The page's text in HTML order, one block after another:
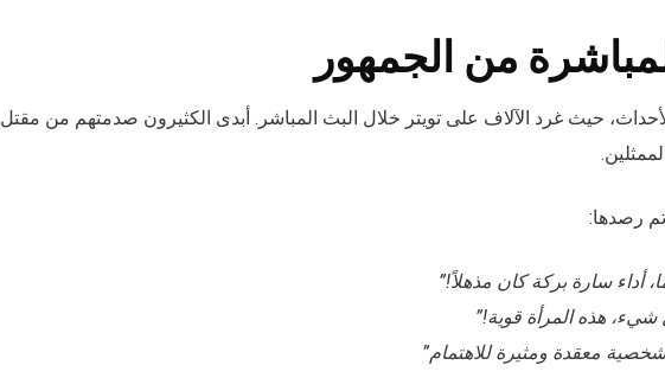
من الجمهور
حيث غرد الآلاف على تويتر خلال البث المباشر. أبدى الكثيرون صدمتهم من مقتل
تم رصدها:
أداء سارة بركة كان مذهلاً!”
هذه المرأة قوية!”
معقدة ومثيرة للاهتمام”